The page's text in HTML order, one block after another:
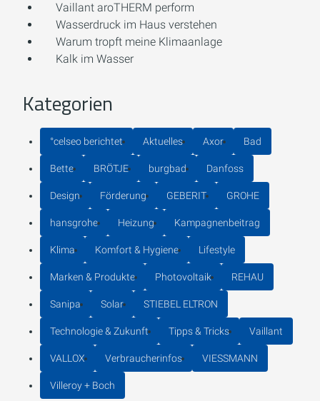
Vaillant aroTHERM perform
Wasserdruck im Haus verstehen
Warum tropft meine Klimaanlage
Kalk im Wasser
Kategorien
°celseo berichtet Aktuelles Axor Bad
Bette BRÖTJE burgbad Danfoss
Design Förderung GEBERIT GROHE
hansgrohe Heizung Kampagnenbeitrag
Klima Komfort & Hygiene Lifestyle
Marken & Produkte Photovoltaik REHAU
Sanipa Solar STIEBEL ELTRON
Technologie & Zukunft Tipps & Tricks Vaillant
VALLOX Verbraucherinfos VIESSMANN
Villeroy + Boch